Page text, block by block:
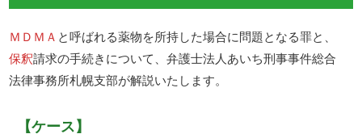
ＭＤＭＡ と呼ばれる薬物を所持した場合に問題となる罪と、
保釈請求の手続きについて、弁護士法人あいち刑事事件総合
法律事務所札幌支部が解説いたします。
【ケース】